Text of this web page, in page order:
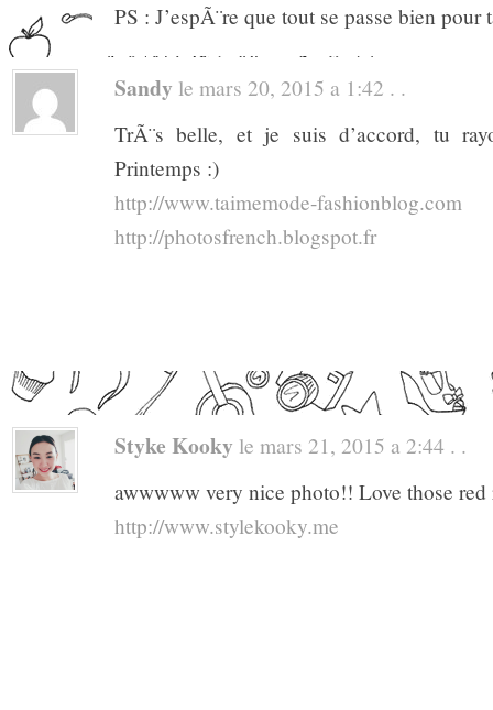
PS : J’espÃ¨re que tout se passe bien pour
Sandy le mars 20, 2015 a 1:42 . .
TrÃ¨s belle, et je suis d’accord, tu
Printemps :)
http://www.taimemode-fashionblog.com
http://photosfrench.blogspot.fr
Styke Kooky le mars 21, 2015 a 2:44 . .
awwwww very nice photo!! Love those red
http://www.stylekooky.me